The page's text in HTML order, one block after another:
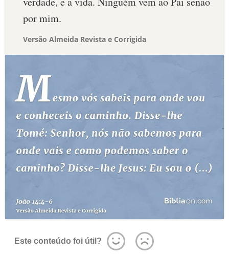
por mim.
Versão Almeida Revista e Corrigida
Este conteúdo foi útil?